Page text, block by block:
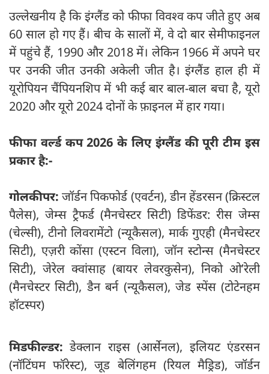
उल्लेखनीय है कि इंग्लैंड को फीफा विवश्व कप जीते हुए अब
60 साल हो गए हैं। बीच के सालों में, वे दो बार सेमीफाइनल
में पहुंचे हैं, 1990 और 2018 में। लेकिन 1966 में अपने घर
पर उनकी जीत उनकी अकेली जीत है। इंग्लैंड हाल ही में
यूरोपियन चैंपियनशिप में भी कई बार बाल-बाल बचा है, यूरो
2020 और यूरो 2024 दोनों के फ़ाइनल में हार गया।
फीफा वर्ल्ड कप 2026 के लिए इंग्लैंड की पूरी टीम इस
प्रकार है:-
गोलकीपर:जॉर्डन पिकफोर्ड (एवर्टन), डीन हेंडरसन (क्रिस्टल
पैलेस), जेम्स ट्रैफर्ड (मैनचेस्टर सिटी) डिफेंडर: रीस जेम्स
(चेल्सी), टीनो लिवरामेंटो (न्यूकैसल), मार्क गुएही (मैनचेस्टर
सिटी), एज़री कोंसा (एस्टन विला), जॉन स्टोन्स (मैनचेस्टर
सिटी), जेरेल क्वांसाह (बायर लेवरकुसेन), निको ओ’रेली
(मैनचेस्टर सिटी), डैन बर्न (न्यूकैसल), जेड स्पेंस (टोटेनहम
हॉटस्पर)
मिडफील्डर:डेक्लान राइस (आर्सेनल), इलियट एंडरसन
(नॉटिंघम फॉरेस्ट), जूड बेलिंगहम (रियल मैड्रिड), जॉर्डन